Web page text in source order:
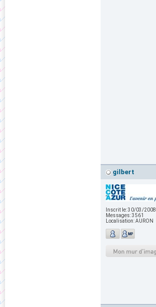
gilbert
Inscrit le:30/03/2008
Messages:3561
Localisation:AURON